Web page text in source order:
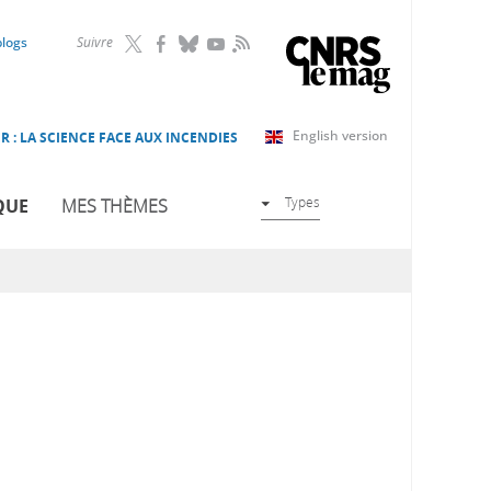
Suivre RSS
English version
: LA SCIENCE FACE AUX INCENDIES
MES THÈMES Types